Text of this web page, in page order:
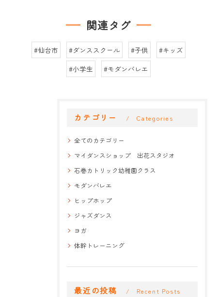
関連タグ
#仙台市 #ダンススクール #子供
#キッズ
#小学生
#モダンバレエ
カテゴリー Categories
全てのカテゴリー
マイダンスショップ 出花スタジオ
石巻カトリック幼稚園クラス
モダンバレエ
ヒップホップ
ジャズダンス
ヨガ
体幹トレーニング
最近の投稿 Recent Posts